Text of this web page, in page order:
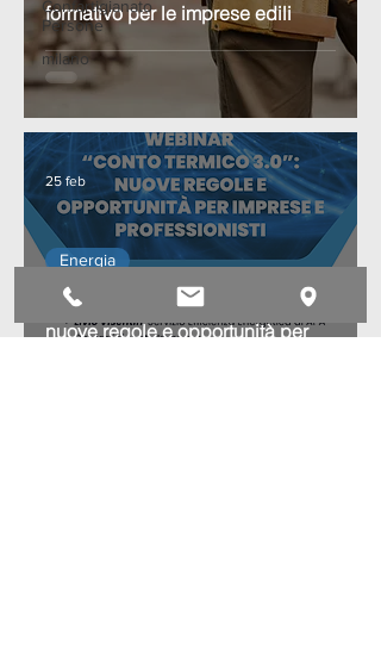
Confartigianato
Persone
milano
formativo per le imprese edili
Webinar “Conto Termico 3.0”:
nuove regole e opportunità per
Energia
25 feb